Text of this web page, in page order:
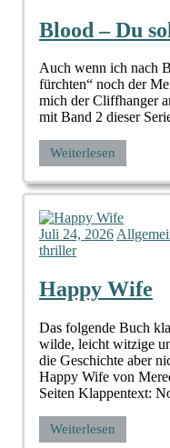
Blood – Du
Auch wenn ich nach
fürchten“ noch der
mich der Cliffhanger
mit Band 2 dieser
Weiterlesen
Juli 24, 2026
thriller
Happy Wife
Das folgende Buch
wilde, leicht witzige
die Geschichte aber
Happy Wife von
Seiten Klappentext:
Weiterlesen